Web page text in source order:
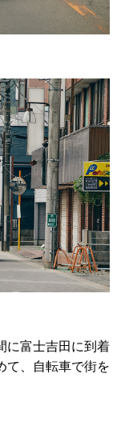
に富士吉田に到着
て、自転車で街を